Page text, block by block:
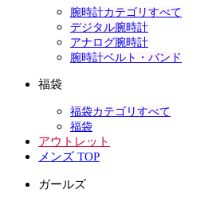
腕時計カテゴリすべて
デジタル腕時計
アナログ腕時計
腕時計ベルト・バンド
福袋
福袋カテゴリすべて
福袋
アウトレット
メンズ TOP
ガールズ